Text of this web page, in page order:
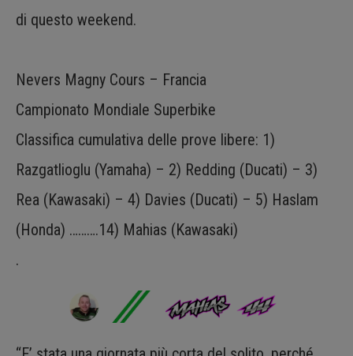
di questo weekend.
Nevers Magny Cours – Francia
Campionato Mondiale Superbike
Classifica cumulativa delle prove libere: 1)
Razgatlioglu (Yamaha) – 2) Redding (Ducati) – 3)
Rea (Kawasaki) – 4) Davies (Ducati) – 5) Haslam
(Honda) ……….14) Mahias (Kawasaki)
.